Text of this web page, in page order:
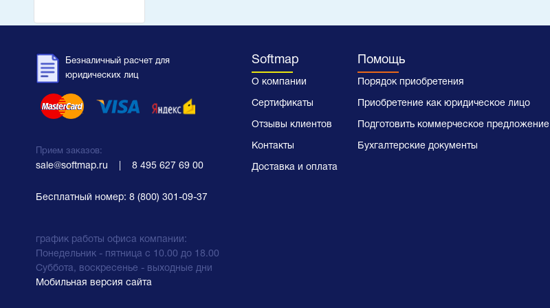
Безналичный расчет для
юридических лиц
Прием заказов:
sale@softmap.ru 8 495 627 69 00
Бесплатный номер: 8 (800) 301-09-37
график работы офиса компании:
Понедельник - пятница с 10.00 до 18.00
Суббота, воскресенье - выходные дни
Softmap
О компании
Сертификаты
Отзывы клиентов
Контакты
Доставка и оплата
Помощь
Порядок приобретения
Приобретение как юридическое лицо
Подготовить коммерческое предложение
Бухгалтерские документы
Мобильная версия сайта